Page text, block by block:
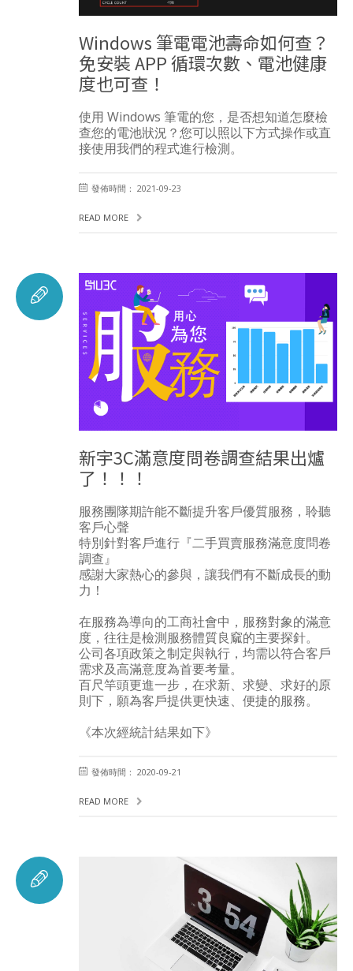
Windows 筆電電池壽命如何查？
免安裝 APP 循環次數、電池健康
度也可查！
使用 Windows 筆電的您，是否想知道怎麼檢
查您的電池狀況？您可以照以下方式操作或直
接使用我們的程式進行檢測。
發佈時間： 2021-09-23
READ MORE
新宇3C滿意度問卷調查結果出爐
了！！！
服務團隊期許能不斷提升客戶優質服務，聆聽
客戶心聲
特別針對客戶進行『二手買賣服務滿意度問卷
調查』
感謝大家熱心的參與，讓我們有不斷成長的動
力！
在服務為導向的工商社會中，服務對象的滿意
度，往往是檢測服務體質良窳的主要探針。
公司各項政策之制定與執行，均需以符合客戶
需求及高滿意度為首要考量。
百尺竿頭更進一步，在求新、求變、求好的原
則下，願為客戶提供更快速、便捷的服務。
《本次經統計結果如下》
發佈時間： 2020-09-21
READ MORE